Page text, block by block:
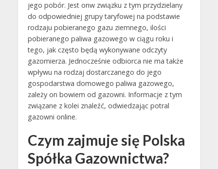
jego pobór. Jest onw związku z tym przydzielany
do odpowiedniej grupy taryfowej na podstawie
rodzaju pobieranego gazu ziemnego, ilości
pobieranego paliwa gazowego w ciągu roku i
tego, jak często będą wykonywane odczyty
gazomierza. Jednocześnie odbiorca nie ma także
wpływu na rodzaj dostarczanego do jego
gospodarstwa domowego paliwa gazowego,
zależy on bowiem od gazowni. Informacje z tym
związane z kolei znaleźć, odwiedzając potral
gazowni online.
Czym zajmuje się Polska
Spółka Gazownictwa?